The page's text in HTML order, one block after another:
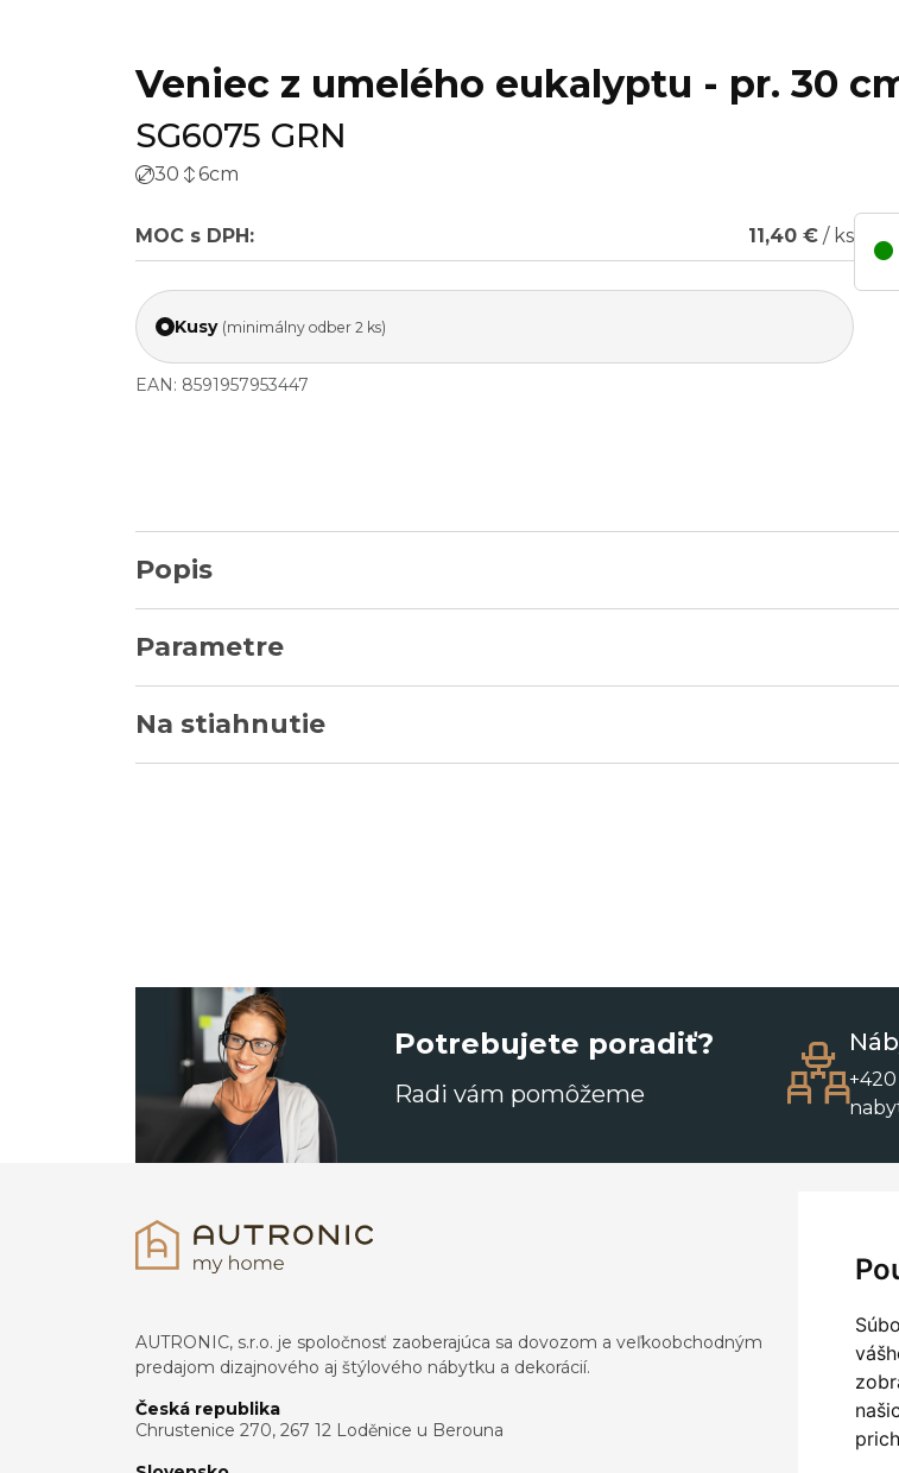
Veniec z umelého eukalyptu - pr. 30
SG6075 GRN
30 6cm
MOC s DPH: 11,40 € / ks
Kusy (minimálny odber 2 ks)
EAN: 8591957953447
Popis
Parametre
Na stiahnutie
Potrebujete poradiť?
Radi vám pomôžeme
+420
AUTRONIC, s.r.o. je spoločnosť zaoberajúca sa dovozom a veľkoobchodným
predajom dizajnového aj štýlového nábytku a dekorácií.
Česká republika
Chrustenice 270, 267 12 Loděnice u Berouna